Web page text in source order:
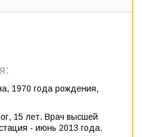
1970 года рождения,
15 лет. Врач высшей
- июнь 2013 года.